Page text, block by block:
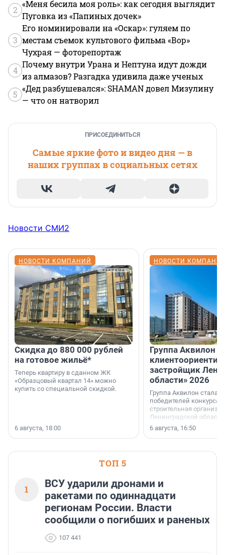
2
«Меня бесила моя роль»: как сегодня выглядит
Пуговка из «Папиных дочек»
3
Его номинировали на «Оскар»: гуляем по
местам съемок культового фильма «Вор»
Чухрая — фоторепортаж
4
Почему внутри Урана и Нептуна идут дожди
из алмазов? Разгадка удивила даже ученых
5
«Дед разбушевался»: SHAMAN довел Мизулину
— что он натворил
ПРИСОЕДИНИТЬСЯ
Самые яркие фото и видео дня — в
наших группах в социальных сетях
Новости СМИ2
НОВОСТИ КОМПАНИЙ
Скидка до 880 000 рублей
на готовое жильё*
Теперь квартиру в сданном ЖК
«Образцовый квартал 14» можно
купить со специальной скидкой.
6 августа, 18:00
НОВОСТИ
Группа Аквилон
застройщик
области» 2026
Группа Аквилон стала
победителей конкурса
строительная
Ленинградской области
номинации «Самый
застройщик
области».
6 августа, 16:50
ТОП 5
1
ВСУ ударили дронами и
ракетами по одиннадцати
регионам России. Власти
сообщили о погибших и раненых
107 441